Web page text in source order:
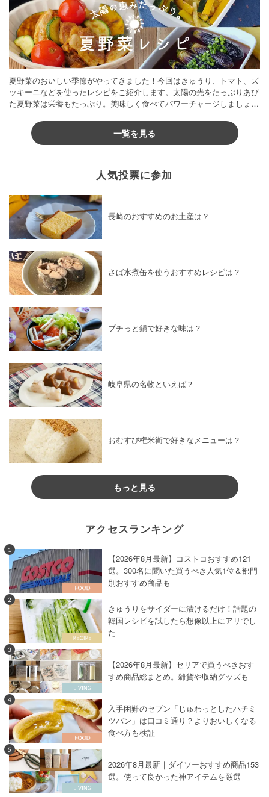
夏野菜のおいしい季節がやってきました！今回はきゅうり、トマト、ズ
ッキーニなどを使ったレシピをご紹介します。太陽の光をたっぷりあび
た夏野菜は栄養もたっぷり。美味しく食べてパワーチャージしましょう
一覧を見る
人気投票に参加
長崎のおすすめのお土産は？
さば水煮缶を使うおすすめレシピは？
プチっと鍋で好きな味は？
岐阜県の名物といえば？
おむすび権米衛で好きなメニューは？
もっと見る
アクセスランキング
1
【2026年8月最新】コストコおすすめ121
選。300名に聞いた買うべき人気1位＆部門
別おすすめ商品も
2
きゅうりをサイダーに漬けるだけ！話題の
韓国レシピを試したら想像以上にアリでし
た
3
【2026年8月最新】セリアで買うべきおす
すめ商品総まとめ。雑貨や収納グッズも
4
入手困難のセブン「じゅわっとしたハチミ
ツパン」は口コミ通り？よりおいしくなる
食べ方も検証
5
2026年8月最新｜ダイソーおすすめ商品153
選。使って良かった神アイテムを厳選